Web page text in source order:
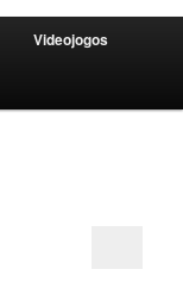
Videojogos